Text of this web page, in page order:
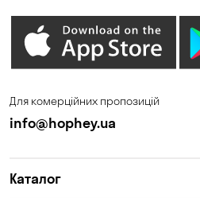
Дніпро
Кам'янське
Для комерційних пропозицій
info@hophey.ua
Каталог